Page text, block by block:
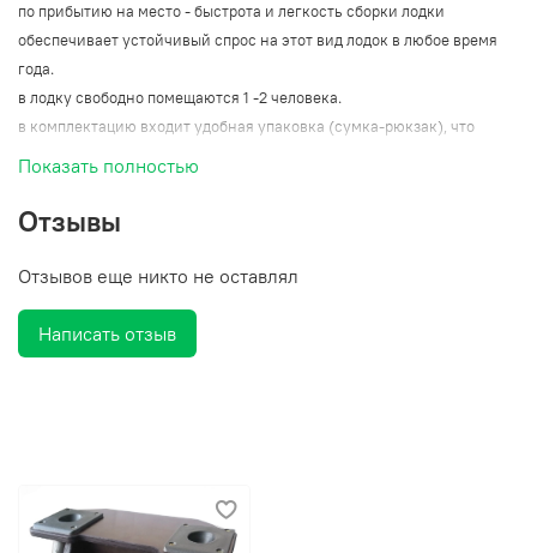
по прибытию на место - быстрота и легкость сборки лодки
обеспечивает устойчивый спрос на этот вид лодок в любое время
года.
в лодку свободно помещаются 1 -2 человека.
в комплектацию входит удобная упаковка (сумка-рюкзак), что
позволяет взять лодку в любой поход и без хлопот доставить к
маркировка НД - означает что в данной модели лодки есть
Длина лодки (мм):
Грузоподъёмность (кг):
Показать полностью
Отзывы
Отзывов еще никто не оставлял
Написать отзыв